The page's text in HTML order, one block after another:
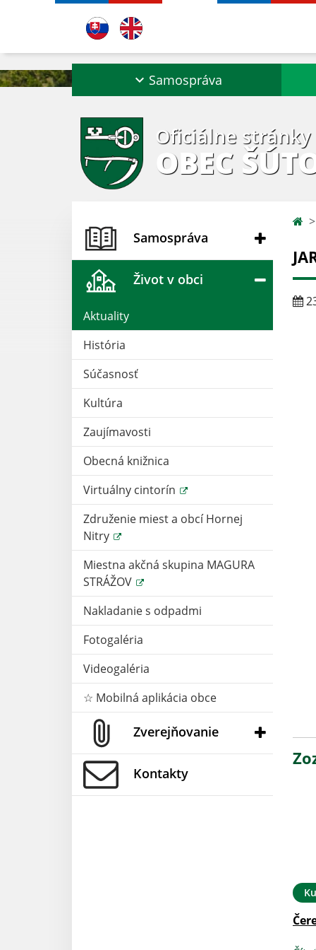
Samospráva
Oficiálne stránky
OBEC
Samospráva
Život v obci
Aktuality
História
Súčasnosť
Kultúra
Zaujímavosti
Obecná knižnica
Virtuálny cintorín
Združenie miest a obcí Hornej
Nitry
Miestna akčná skupina MAGURA
STRÁŽOV
Nakladanie s odpadmi
Fotogaléria
Videogaléria
☆ Mobilná aplikácia obce
Zverejňovanie
Kontakty